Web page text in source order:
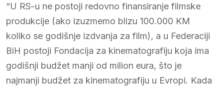
“U RS-u ne postoji redovno finansiranje filmske
produkcije (ako izuzmemo blizu 100.000 KM
koliko se godišnje izdvanja za film), a u Federaciji
BiH postoji Fondacija za kinematografiju koja ima
godišnji budžet manji od milion eura, što je
najmanji budžet za kinematografiju u Evropi. Kada